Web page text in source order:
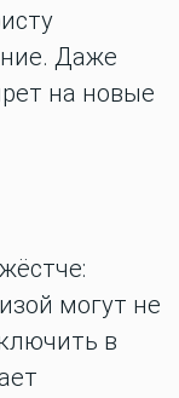
Даже
на новые
могут не
в